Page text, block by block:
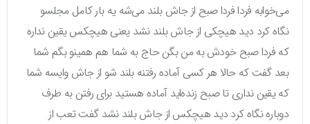
می‌خوابه فردا فردا صبح از جاش بلند می‌شه یه بار کامل مجلسو
نگاه کرد دید هیچکی از جاش بلند نشد یعنی هیچکس یقین نداره
که فردا صبح خودش به من بگن حاج به شما هم همینو بگم شما
بعد گفت که حالا هر کسی آماده رفتنه بلند شو از جاش وایسه شما
که یقین نداری تا صبح زنده‌اید آماده هستید برای رفتن به طرف
دوباره نگاه کرد دید هیچکس از جاش بلند نشد گفت تعب از